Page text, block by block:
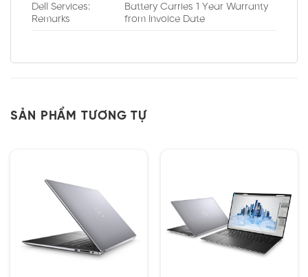
Dell Services:
Remarks
Battery Carries 1 Year Warranty
from Invoice Date
SẢN PHẨM TƯƠNG TỰ